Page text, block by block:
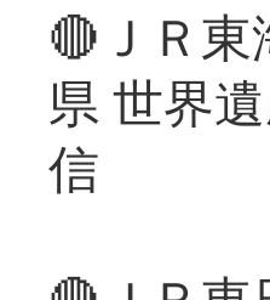
🔴ＪＲ
県 世界
信